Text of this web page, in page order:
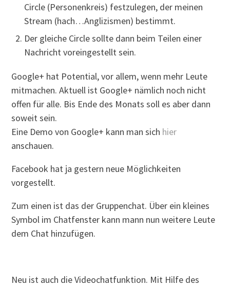
Circle (Personenkreis) festzulegen, der meinen
Stream (hach…Anglizismen) bestimmt.
Der gleiche Circle sollte dann beim Teilen einer
Nachricht voreingestellt sein.
Google+ hat Potential, vor allem, wenn mehr Leute
mitmachen. Aktuell ist Google+ nämlich noch nicht
offen für alle. Bis Ende des Monats soll es aber dann
soweit sein.
Eine Demo von Google+ kann man sich hier
anschauen.
Facebook hat ja gestern neue Möglichkeiten
vorgestellt.
Zum einen ist das der Gruppenchat. Über ein kleines
Symbol im Chatfenster kann mann nun weitere Leute
dem Chat hinzufügen.
Neu ist auch die Videochatfunktion. Mit Hilfe des